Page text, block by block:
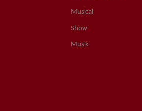
Musical
Show
Musik